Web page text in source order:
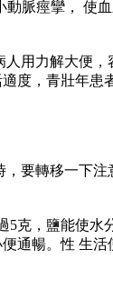
脈痙攣， 使
力解大便，
度，青壯年患
要轉移一下注
，鹽能使水
通暢。性 生活